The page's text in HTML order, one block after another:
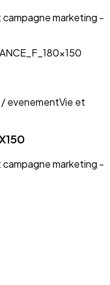
marketing -
evenementVie et
marketing -